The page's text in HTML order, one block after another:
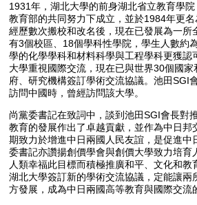
1931年，湖北大學的前身湖北省立教育學
教育部的共同努力下成立，並於1984年更
經歷數次搬校和改名後，現在已發展為一所
有3個校區、18個學科性學院，學生人數約
學的化學學科和材料科學與工程學科更獲認
大學重視國際交流，現在已與世界30個國
府、研究機構簽訂學術交流協議。池田SGI
訪問中國時，曾經訪問該大學。
尚黨委書記在致詞中，談到池田SGI會長對
教育的發展作出了卓越貢獻，並作為中日邦
期致力於增進中日兩國人民友誼，是促進中
委書記亦讚揚創價學會與創價大學致力培育
人類幸福此目標而積極推廣和平、文化和
湖北大學簽訂新的學術交流協議，定能讓兩
方發展，成為中日兩國高等教育與國際交流